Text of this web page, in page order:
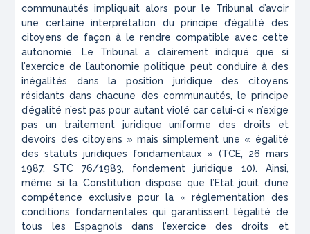
communautés impliquait alors pour le Tribunal d’avoir
une certaine interprétation du principe d’égalité des
citoyens de façon à le rendre compatible avec cette
autonomie. Le Tribunal a clairement indiqué que si
l’exercice de l’autonomie politique peut conduire à des
inégalités dans la position juridique des citoyens
résidants dans chacune des communautés, le principe
d’égalité n’est pas pour autant violé car celui-ci « n’exige
pas un traitement juridique uniforme des droits et
devoirs des citoyens » mais simplement une « égalité
des statuts juridiques fondamentaux » (TCE, 26 mars
1987, STC 76/1983, fondement juridique 10). Ainsi,
même si la Constitution dispose que l’Etat jouit d’une
compétence exclusive pour la «réglementation des
conditions fondamentales qui garantissent l’égalité de
tous les Espagnols dans l’exercice des droits et